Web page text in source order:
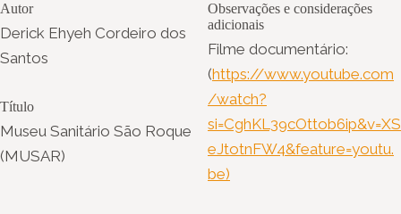
Autor
Derick Ehyeh Cordeiro dos
Santos
Título
Museu Sanitário São Roque
(MUSAR)
Observações e considerações
adicionais
Filme documentário:
(https://www.youtube.com
/watch?
si=CghKL39cOttob6ip&v=XS
eJtotnFW4&feature=youtu.
be)